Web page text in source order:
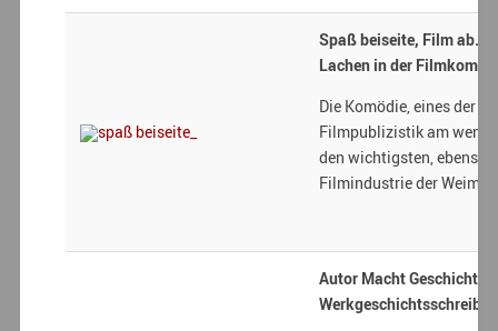
Spaß beiseite, Film ab.
Lachen in der
Die Komödie, eines der
Filmpublizistik am
den wichtigsten, ebenso
Filmindustrie der
Autor Macht Geschichte.